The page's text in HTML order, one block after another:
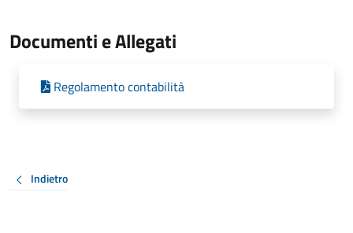
Documenti e Allegati
Regolamento contabilità
Indietro